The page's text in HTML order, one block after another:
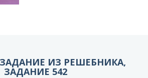
ИЗ РЕШЕБНИКА,
ЗАДАНИЕ 542